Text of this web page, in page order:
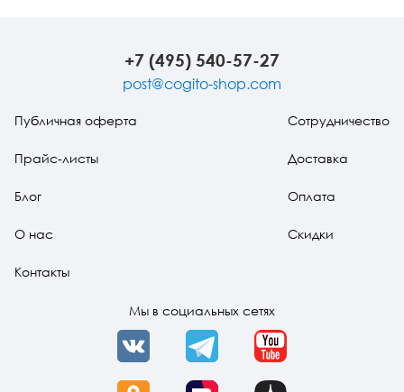
+7 (495) 540-57-27
post@cogito-shop.com
Публичная оферта
Прайс-листы
Блог
О нас
Контакты
Сотрудничество
Доставка
Оплата
Скидки
Мы в социальных сетях
VK Telegram YouTube